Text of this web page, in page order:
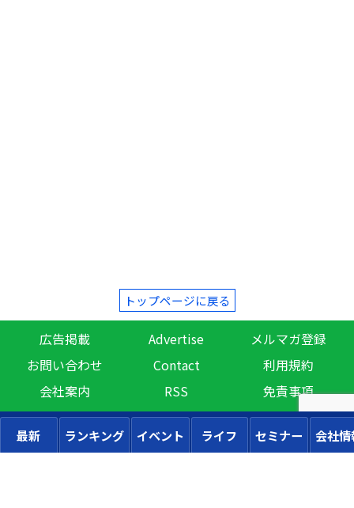
トップページに戻る
広告掲載 Advertise
メルマガ登録
お問い合わせ
Contact
利用規約
会社案内
RSS 免責事項
最新 ランキング イベント ライフ セミナー 会社